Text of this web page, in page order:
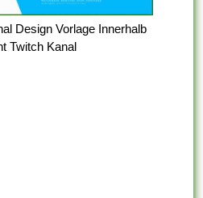
Design Vorlage Innerhalb
Twitch Kanal